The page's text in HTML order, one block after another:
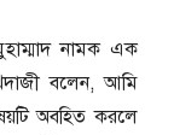
নামক এক
বলেন, আমি
অবহিত করলে